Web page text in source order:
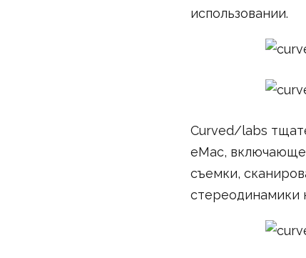
использовании.
Curved/labs
eMac,
съемки,
стереодинамики